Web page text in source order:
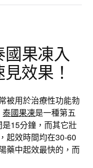
果凍入
效果！
被用於治療性功能勃
泰國果凍是一種第五
15分鐘，而其它壯
起效時間均在30-60
藥中起效最快的，而